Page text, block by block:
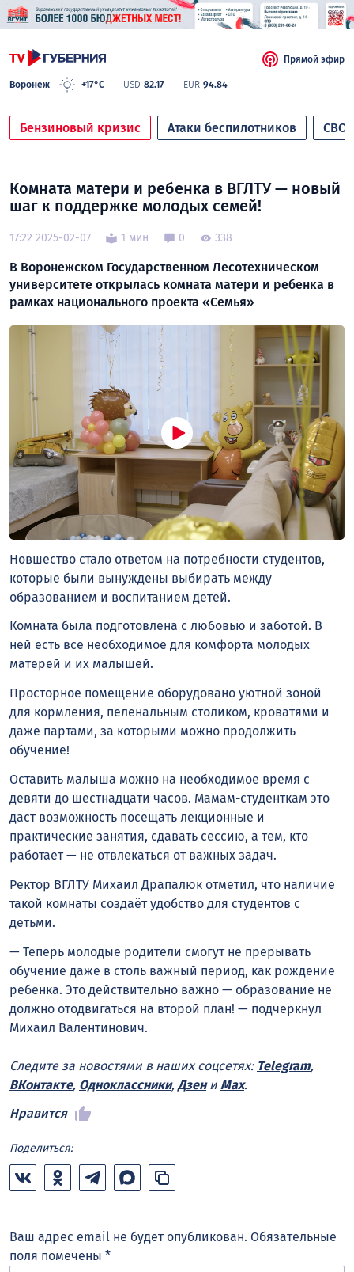
Воронеж +17°C USD 82.17 EUR 94.84
Прямой эфир
Бензиновый кризис Атаки беспилотников СВО
Комната матери и ребенка в ВГЛТУ — новый
шаг к поддержке молодых семей!
17:22 2025-02-07 1 мин 0 338
В Воронежском Государственном Лесотехническом
университете открылась комната матери и ребенка в
рамках национального проекта «Семья»
Новшество стало ответом на потребности студентов,
которые были вынуждены выбирать между
образованием и воспитанием детей.
Комната была подготовлена с любовью и заботой. В
ней есть все необходимое для комфорта молодых
матерей и их малышей.
Просторное помещение оборудовано уютной зоной
для кормления, пеленальным столиком, кроватями и
даже партами, за которыми можно продолжить
обучение!
Оставить малыша можно на необходимое время с
девяти до шестнадцати часов. Мамам-студенткам это
даст возможность посещать лекционные и
практические занятия, сдавать сессию, а тем, кто
работает — не отвлекаться от важных задач.
Ректор ВГЛТУ Михаил Драпалюк отметил, что наличие
такой комнаты создаёт удобство для студентов с
детьми.
— Теперь молодые родители смогут не прерывать
обучение даже в столь важный период, как рождение
ребенка. Это действительно важно — образование не
должно отодвигаться на второй план! — подчеркнул
Михаил Валентинович.
Следите за новостями в наших соцсетях: Telegram,
ВКонтакте, Одноклассники, Дзени Max.
Нравится
Поделиться:
Ваш адрес email не будет опубликован. Обязательные
поля помечены *